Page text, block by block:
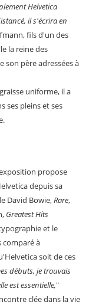
Helvetica
il s'écrira en
fils d'un des
la reine des
son père adressées à
uniforme, il a
ses pleins et ses
propose
depuis sa
David Bowie,Rare,
Greatest Hits
et le
comparé à
soit de ces
débuts, je trouvais
est essentielle,"
clée dans la vie